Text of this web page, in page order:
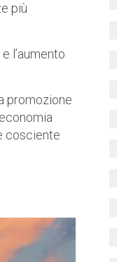
più
l’aumento
promozione
cosciente